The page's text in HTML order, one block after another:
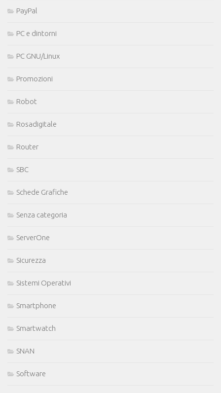
PayPal
PC e dintorni
PC GNU/Linux
Promozioni
Robot
Rosadigitale
Router
SBC
Schede Grafiche
Senza categoria
ServerOne
Sicurezza
Sistemi Operativi
Smartphone
Smartwatch
SNAN
Software